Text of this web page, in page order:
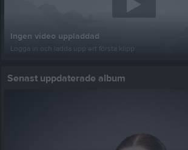
Ingen video uppladdad
Logga in och ladda upp ert första klipp
Senast uppdaterade album